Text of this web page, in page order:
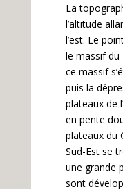
La
l’altitude
l’est. Le
le massif du
ce massif
puis la
plateaux de
en pente
plateaux du
Sud-Est se
une grande
sont